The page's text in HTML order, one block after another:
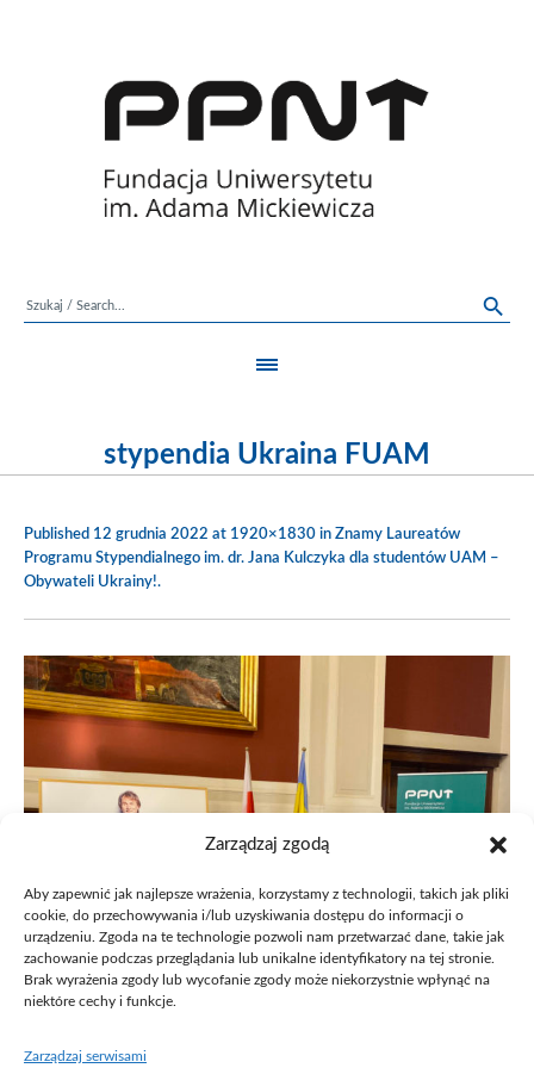
Zarządzaj zgodą
Aby zapewnić jak najlepsze wrażenia, korzystamy z technologii, takich jak pliki
cookie, do przechowywania i/lub uzyskiwania dostępu do informacji o
urządzeniu. Zgoda na te technologie pozwoli nam przetwarzać dane, takie jak
zachowanie podczas przeglądania lub unikalne identyfikatory na tej stronie.
Brak wyrażenia zgody lub wycofanie zgody może niekorzystnie wpłynąć na
niektóre cechy i funkcje.
Zarządzaj serwisami
stypendia Ukraina FUAM
Published 12 grudnia 2022 at 1920×1830 in Znamy Laureatów
Programu Stypendialnego im. dr. Jana Kulczyka dla studentów UAM –
Obywateli Ukrainy!.